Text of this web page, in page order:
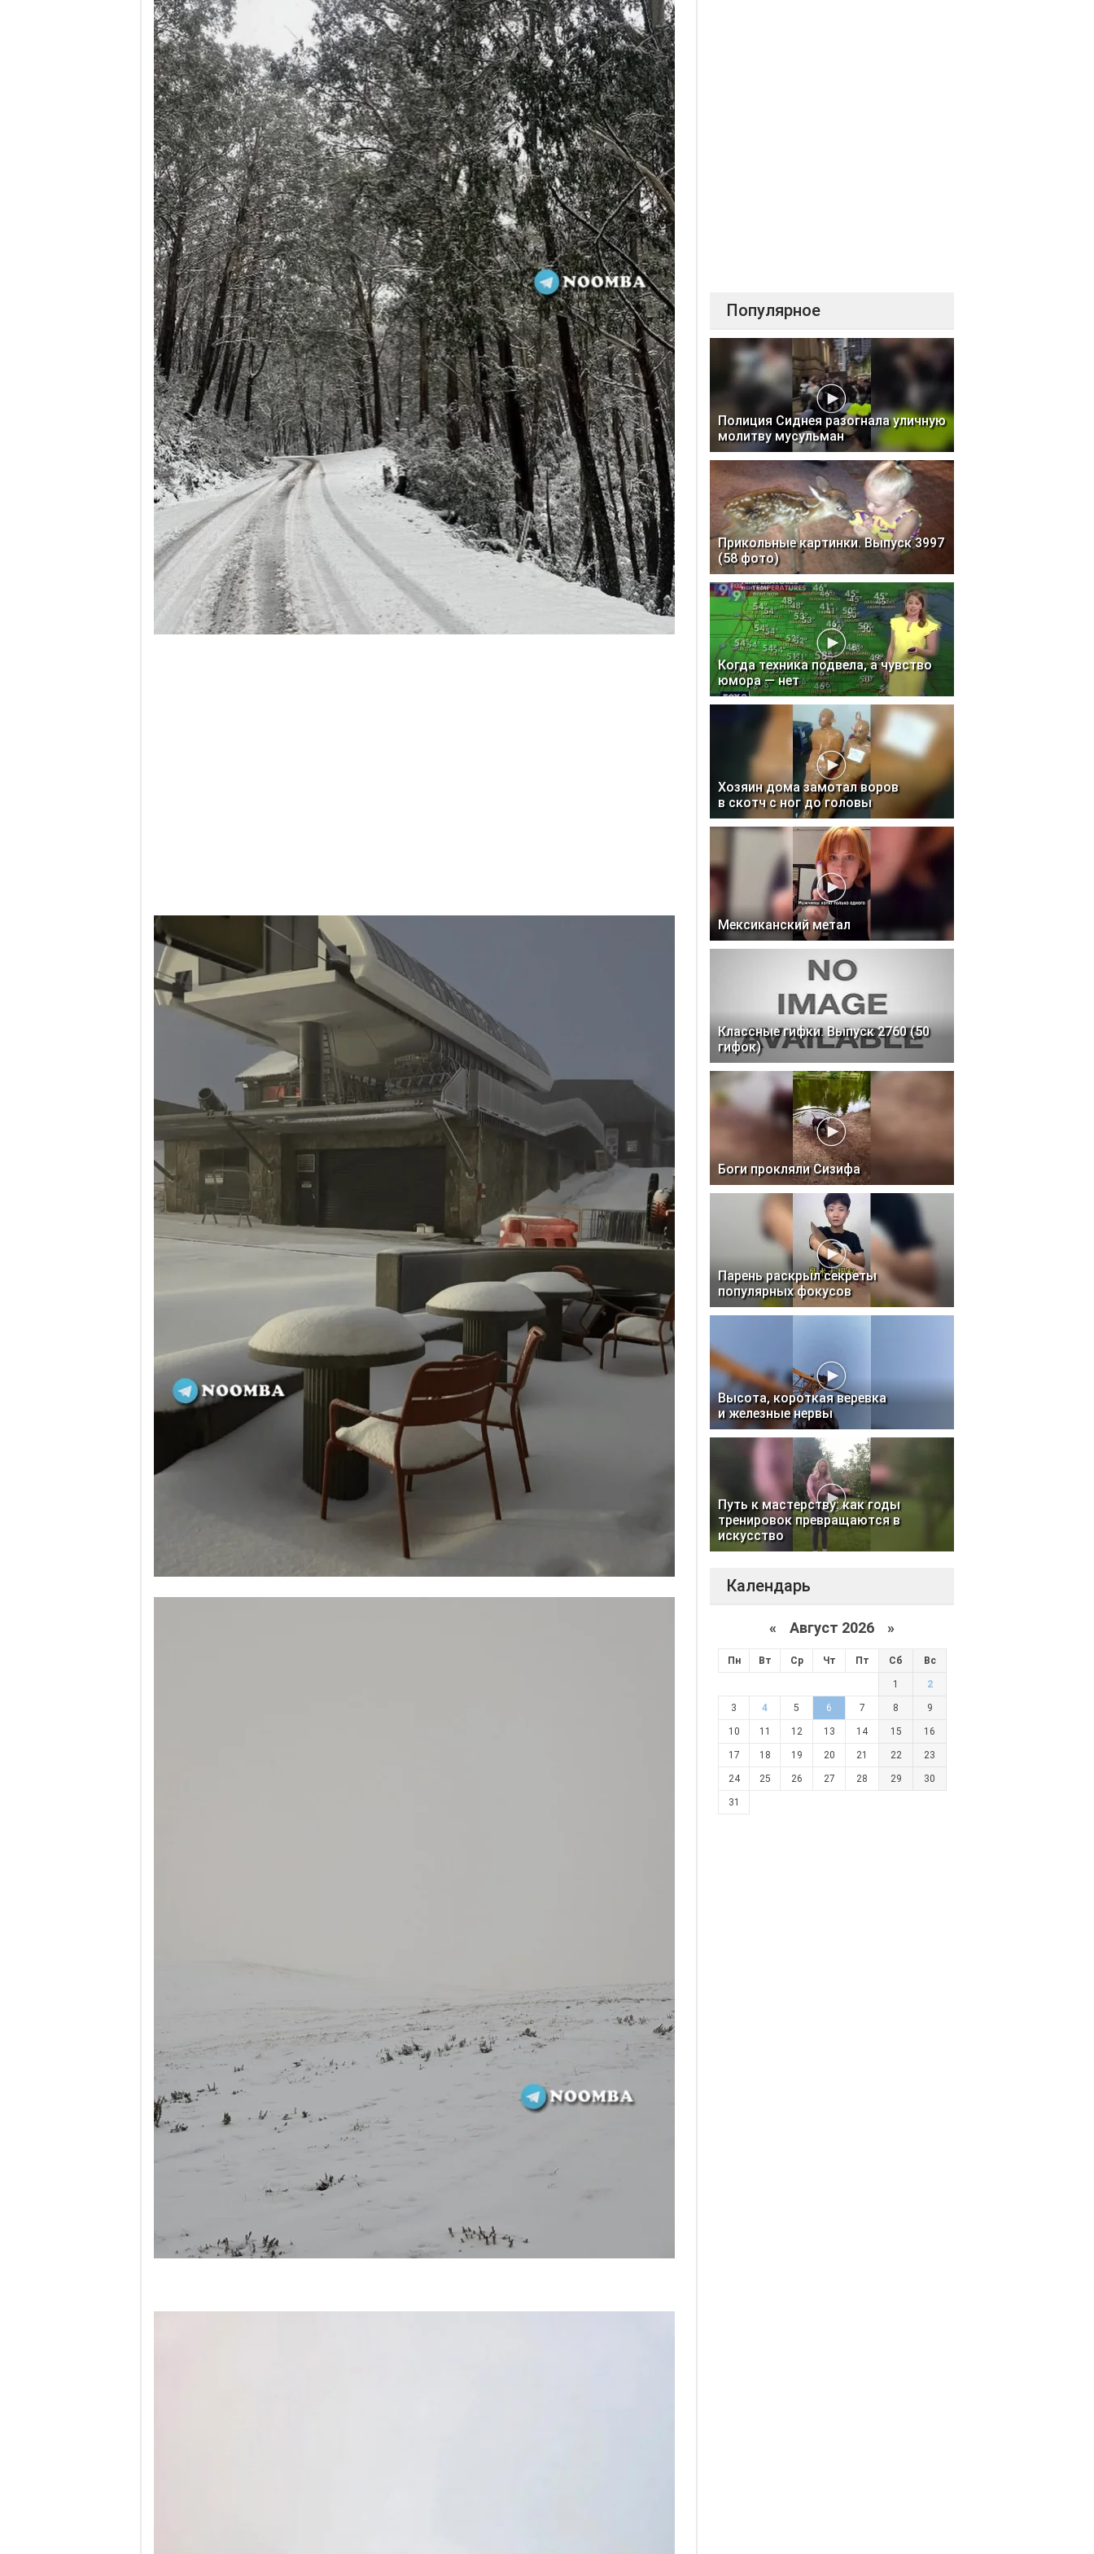
Популярное
Полиция Сиднея разогнала уличную
молитву мусульман
Прикольные картинки. Выпуск 3997
(58 фото)
Когда техника подвела, а чувство
юмора — нет
Хозяин дома замотал воров
в скотч с ног до головы
Мексиканский метал
Классные гифки. Выпуск 2760 (50
гифок)
Боги прокляли Сизифа
Парень раскрыл секреты
популярных фокусов
Высота, короткая веревка
и железные нервы
Путь к мастерству: как годы
тренировок превращаются в
искусство
Календарь
« Август 2026 »
Пн Вт Ср Чт Пт Сб Вс
1 2
3 4 5 6 7 8 9
10 11 12 13 14 15 16
17 18 19 20 21 22 23
24 25 26 27 28 29 30
31